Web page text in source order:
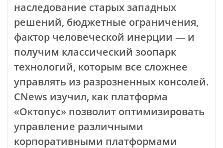
наследование старых западных
решений, бюджетные ограничения,
фактор человеческой инерции — и
получим классический зоопарк
технологий, которым все сложнее
управлять из разрозненных консолей.
CNews изучил, как платформа
«Октопус» позволит оптимизировать
управление различными
корпоративными платформами